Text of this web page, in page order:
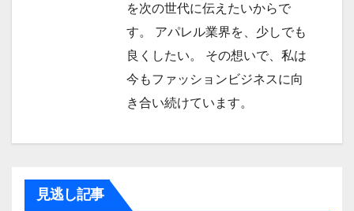
を次の世代に伝えたいからで
す。 アパレル業界を、少しでも
良くしたい。 その想いで、私は
今もファッションビジネスに向
き合い続けています。
見逃し記事